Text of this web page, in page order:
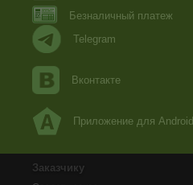
Безналичный платеж
Telegram
Вконтакте
Приложение для Android
Заказчику